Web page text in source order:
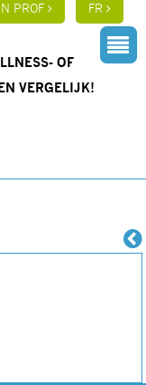
PROF FR
OF
VERGELIJK!